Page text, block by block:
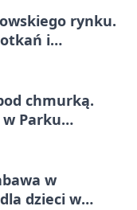
rynku.
i
chmurką.
Parku
w
dzieci w